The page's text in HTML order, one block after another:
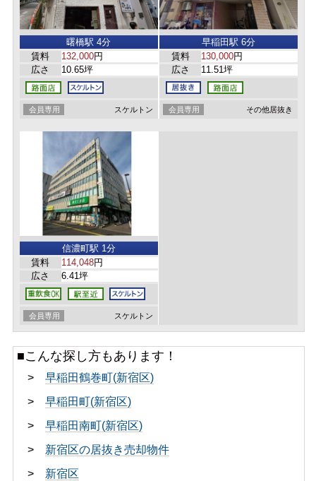
曙橋駅 4分
賃料
132,000円
広さ
10.65坪
会員専用 スケルトン
早稲田駅 6分
賃料
130,000円
広さ
11.51坪
会員専用 その他居抜き
信濃町駅 1分
賃料
114,048円
広さ
6.41坪
会員専用 スケルトン
■こんな探し方もあります！
> 早稲田鶴巻町(新宿区)
> 早稲田町(新宿区)
> 早稲田南町(新宿区)
> 新宿区の居抜き売却物件
> 新宿区